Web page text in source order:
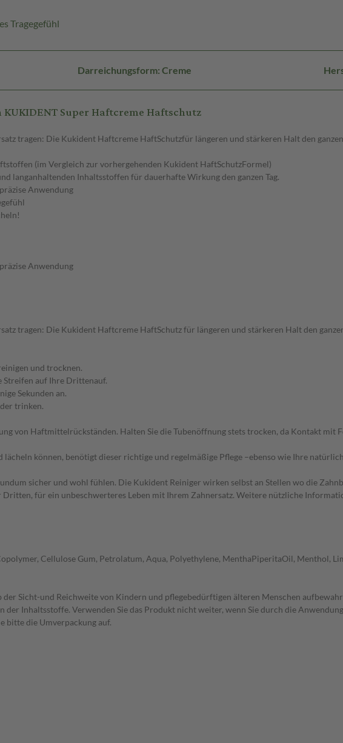
Tragegefühl
Darreichungsform: Creme
Super Haftcreme Haftschutz
tragen: Die Kukident Haftcreme HaftSchutzfür längeren und stärkeren Halt den
(im Vergleich zur vorhergehenden Kukident HaftSchutzFormel)
langanhaltenden Inhaltsstoffen für dauerhafte Wirkung den ganzen Tag.
Anwendung
Anwendung
tragen: Die Kukident Haftcreme HaftSchutz für längeren und stärkeren Halt den
und trocknen.
Streifen auf Ihre Drittenauf.
Sekunden an.
trinken.
von Haftmittelrückständen. Halten Sie die Tubenöffnung stets trocken, da Kontakt mit
können, benötigt dieser richtige und regelmäßige Pflege –ebenso wie Ihre
sicher und wohl fühlen. Die Kukident Reiniger wirken selbst an Stellen wo die
für ein unbeschwerteres Leben mit Ihrem Zahnersatz. Weitere nützliche
Cellulose Gum, Petrolatum, Aqua, Polyethylene, MenthaPiperitaOil, Menthol,
Sicht-und Reichweite von Kindern und pflegebedürftigen älteren Menschen
Inhaltsstoffe. Verwenden Sie das Produkt nicht weiter, wenn Sie durch die
bitte die Umverpackung auf.